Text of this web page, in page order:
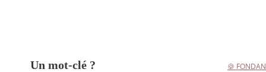
Un mot-clé ? 🍪